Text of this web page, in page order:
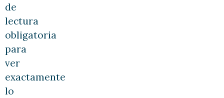
de
lectura
obligatoria
para
ver
exactamente
lo